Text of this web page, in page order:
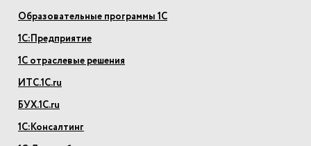
Образовательные программы 1С
1С:Предприятие
1С отраслевые решения
ИТС.1С.ru
БУХ.1С.ru
1С:Консалтинг